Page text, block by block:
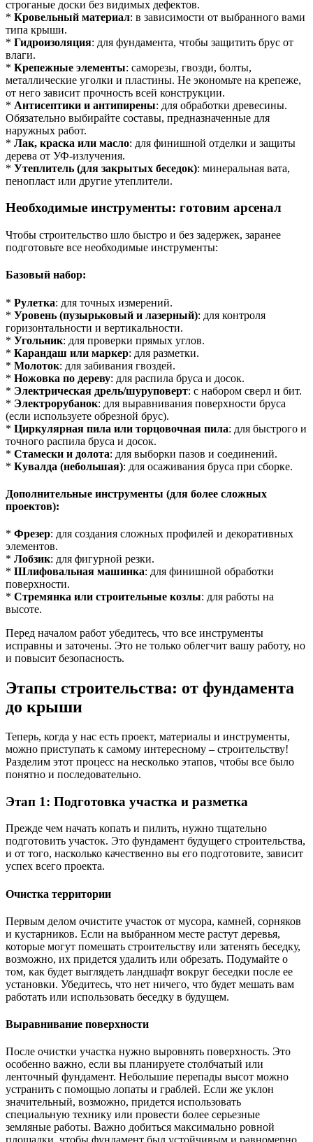
строганые доски без видимых дефектов.
* Кровельный материал: в зависимости от выбранного вами
типа крыши.
* Гидроизоляция: для фундамента, чтобы защитить брус от
влаги.
* Крепежные элементы: саморезы, гвозди, болты,
металлические уголки и пластины. Не экономьте на крепеже,
от него зависит прочность всей конструкции.
* Антисептики и антипирены: для обработки древесины.
Обязательно выбирайте составы, предназначенные для
наружных работ.
* Лак, краска или масло: для финишной отделки и защиты
дерева от УФ-излучения.
* Утеплитель (для закрытых беседок): минеральная вата,
пенопласт или другие утеплители.
Необходимые инструменты: готовим арсенал
Чтобы строительство шло быстро и без задержек, заранее
подготовьте все необходимые инструменты:
Базовый набор:
* Рулетка: для точных измерений.
* Уровень (пузырьковый и лазерный): для контроля
горизонтальности и вертикальности.
* Угольник: для проверки прямых углов.
* Карандаш или маркер: для разметки.
* Молоток: для забивания гвоздей.
* Ножовка по дереву: для распила бруса и досок.
* Электрическая дрель/шуруповерт: с набором сверл и бит.
* Электрорубанок: для выравнивания поверхности бруса
(если используете обрезной брус).
* Циркулярная пила или торцовочная пила: для быстрого и
точного распила бруса и досок.
* Стамески и долота: для выборки пазов и соединений.
* Кувалда (небольшая): для осаживания бруса при сборке.
Дополнительные инструменты (для более сложных
проектов):
* Фрезер: для создания сложных профилей и декоративных
элементов.
* Лобзик: для фигурной резки.
* Шлифовальная машинка: для финишной обработки
поверхности.
* Стремянка или строительные козлы: для работы на
высоте.
Перед началом работ убедитесь, что все инструменты
исправны и заточены. Это не только облегчит вашу работу, но
и повысит безопасность.
Этапы строительства: от фундамента
до крыши
Теперь, когда у нас есть проект, материалы и инструменты,
можно приступать к самому интересному – строительству!
Разделим этот процесс на несколько этапов, чтобы все было
понятно и последовательно.
Этап 1: Подготовка участка и разметка
Прежде чем начать копать и пилить, нужно тщательно
подготовить участок. Это фундамент будущего строительства,
и от того, насколько качественно вы его подготовите, зависит
успех всего проекта.
Очистка территории
Первым делом очистите участок от мусора, камней, сорняков
и кустарников. Если на выбранном месте растут деревья,
которые могут помешать строительству или затенять беседку,
возможно, их придется удалить или обрезать. Подумайте о
том, как будет выглядеть ландшафт вокруг беседки после ее
установки. Убедитесь, что нет ничего, что будет мешать вам
работать или использовать беседку в будущем.
Выравнивание поверхности
После очистки участка нужно выровнять поверхность. Это
особенно важно, если вы планируете столбчатый или
ленточный фундамент. Небольшие перепады высот можно
устранить с помощью лопаты и граблей. Если же уклон
значительный, возможно, придется использовать
специальную технику или провести более серьезные
земляные работы. Важно добиться максимально ровной